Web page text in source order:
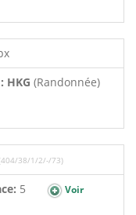
HKG (Randonnée)
38/1/2/-/73)
5
Voir